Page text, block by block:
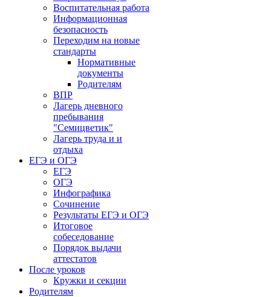
Воспитательная работа
Информационная
безопасность
Переходим на новые
стандарты
Нормативные
документы
Родителям
ВПР
Лагерь дневного
пребывания
"Семицветик"
Лагерь труда и и
отдыха
ЕГЭ и ОГЭ
ЕГЭ
ОГЭ
Инфографика
Сочинение
Результаты ЕГЭ и ОГЭ
Итоговое
собеседование
Порядок выдачи
аттестатов
После уроков
Кружки и секции
Родителям